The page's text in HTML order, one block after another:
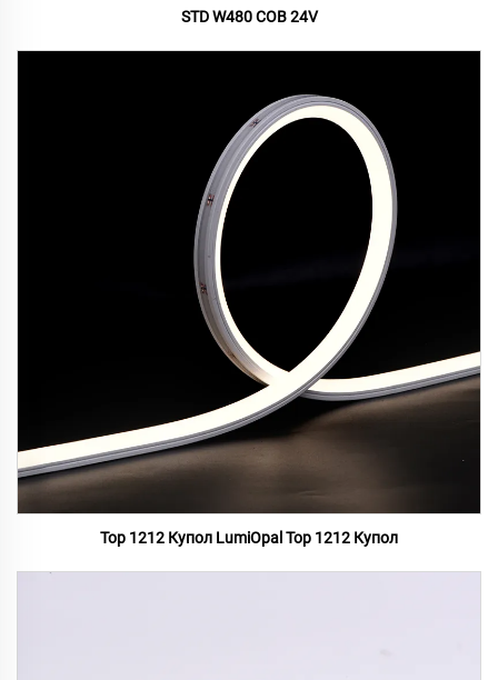
STD W480 COB 24V
Top 1212 Купол LumiOpal Top 1212 Купол